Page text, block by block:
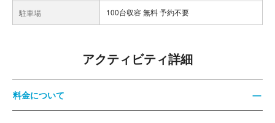
駐車場 100台収容 無料 予約不要
アクティビティ詳細
料金について